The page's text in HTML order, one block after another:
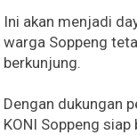
Ini akan menjadi
warga Soppeng
berkunjung.
Dengan dukungan
KONI Soppeng